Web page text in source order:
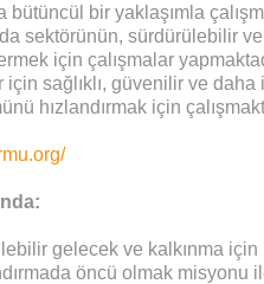
bir yaklaşımla
sektörünün, sürdürülebilir ve
için çalışmalar
sağlıklı, güvenilir ve daha
hızlandırmak için
gelecek ve kalkınma için
öncü olmak misyonu